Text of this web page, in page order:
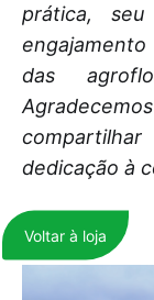
Voltar à loja
prática,
das
dedicação à